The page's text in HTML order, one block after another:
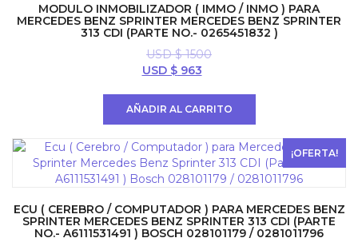
MODULO INMOBILIZADOR ( IMMO / INMO ) PARA
MERCEDES BENZ SPRINTER MERCEDES BENZ SPRINTER
313 CDI (PARTE NO.- 0265451832 )
USD $1500
El
era:
$ 1500.
USD $963El
es:
$ 963.
AÑADIR AL CARRITO
¡OFERTA!
ECU ( CEREBRO / COMPUTADOR ) PARA MERCEDES BENZ
SPRINTER MERCEDES BENZ SPRINTER 313 CDI (PARTE
NO.- A6111531491 ) BOSCH 028101179 / 0281011796